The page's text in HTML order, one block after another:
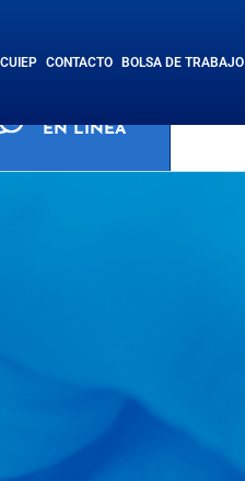
CONTACTO BOLSA DE TRABAJO
EN LÍNEA